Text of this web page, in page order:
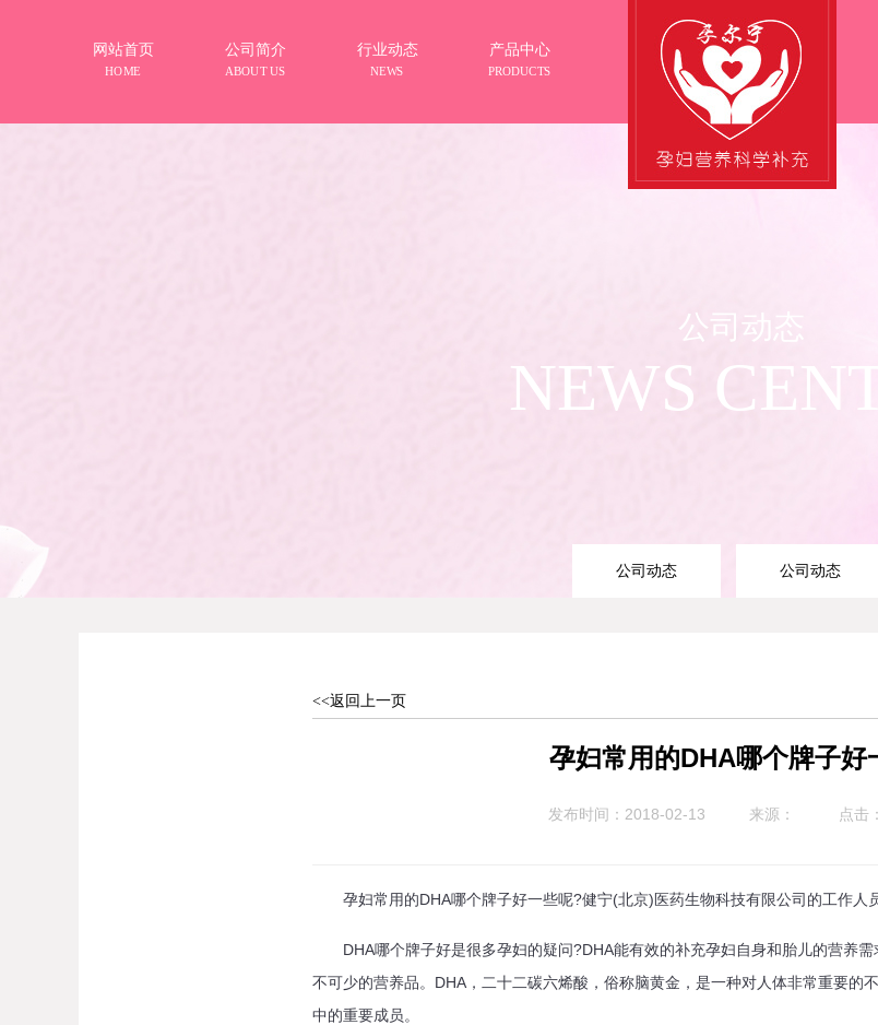
网站首页
HOME
公司简介
ABOUT US
行业动态
NEWS
产品中心
PRODUCTS
公司动态
NEWS
公司动态 公司动态
<<返回上一页
孕妇常用的DHA哪个牌子好
发布时间：2018-02-13 来源： 点击
孕妇常用的DHA哪个牌子好一些呢?健宁(北京)医药生物科技有限公司的工作人
DHA哪个牌子好是很多孕妇的疑问?DHA能有效的补充孕妇自身和胎儿的营养需
不可少的营养品。DHA，二十二碳六烯酸，俗称脑黄金，是一种对人体非常重要的
中的重要成员。